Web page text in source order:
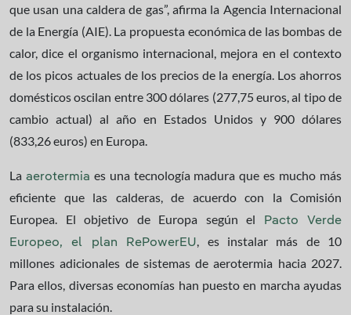
que usan una caldera de gas”, afirma la Agencia Internacional
de la Energía (AIE). La propuesta económica de las bombas de
calor, dice el organismo internacional, mejora en el contexto
de los picos actuales de los precios de la energía. Los ahorros
domésticos oscilan entre 300 dólares (277,75 euros, al tipo de
cambio actual) al año en Estados Unidos y 900 dólares
(833,26 euros) en Europa.
La aerotermia es una tecnología madura que es mucho más
eficiente que las calderas, de acuerdo con la Comisión
Europea. El objetivo de Europa según el
Pacto Verde
Europeo, el plan RePowerEU, es instalar más de 10
millones adicionales de sistemas de aerotermia hacia 2027.
Para ellos, diversas economías han puesto en marcha ayudas
para su instalación.